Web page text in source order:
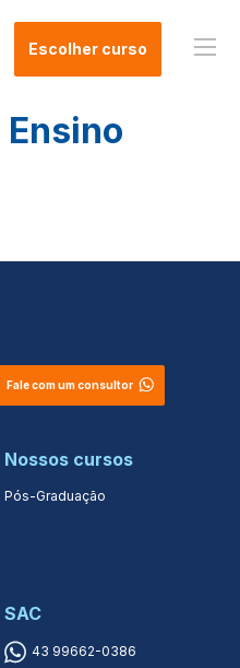
Escolher curso
Fale com um consultor
Nossos cursos
Pós-Graduação
SAC
43 99662-0386